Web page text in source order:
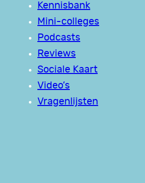
Kennisbank
Mini-colleges
Podcasts
Reviews
Sociale Kaart
Video’s
Vragenlijsten